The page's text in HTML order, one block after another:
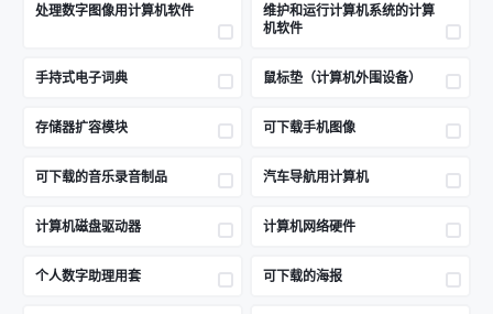
处理数字图像用计算机软件
维护和运行计算机系统的计算
机软件
手持式电子词典 鼠标垫（计算机外围设备）
存储器扩容模块 可下载手机图像
可下载的音乐录音制品 汽车导航用计算机
计算机磁盘驱动器 计算机网络硬件
个人数字助理用套 可下载的海报